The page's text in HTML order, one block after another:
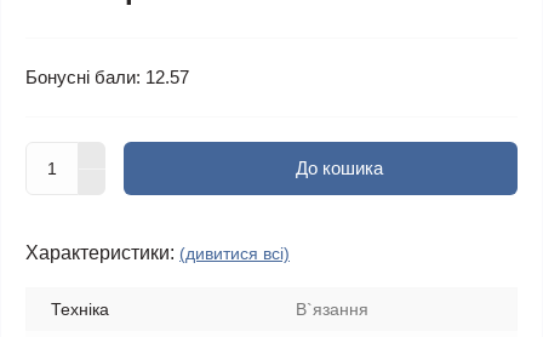
Бонусні бали: 12.57
До кошика
Характеристики: (дивитися всі)
Техніка В`язання